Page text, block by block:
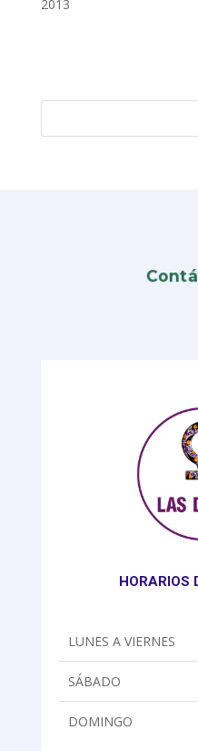
2013
HORARIOS
LUNES A VIERNES
SÁBADO
DOMINGO